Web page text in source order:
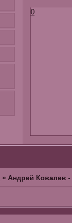
0
» Андрей Ковалев -